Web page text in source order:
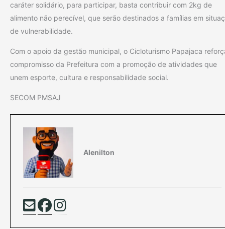
caráter solidário, para participar, basta contribuir com 2kg de
alimento não perecível, que serão destinados a famílias em
de vulnerabilidade.
Com o apoio da gestão municipal, o Cicloturismo Papajaca
compromisso da Prefeitura com a promoção de atividades que
unem esporte, cultura e responsabilidade social.
SECOM PMSAJ
Alenilton